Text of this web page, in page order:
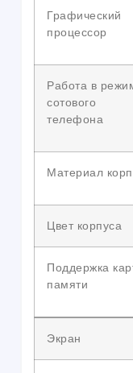
Графический
процессор
Работа в
сотового
телефона
Материал
Цвет корпуса
Поддержка
памяти
Экран